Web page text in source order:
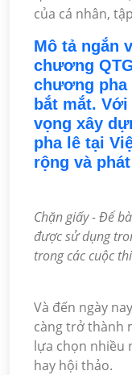
của cá nhân,
Mô tả ngắn
chương
chương pha
bắt mắt.
vọng xây
pha lê tại
rộng và
Chặn giấy - Để
được sử dụng
trong các cuộc
Và đến ngày
càng trở thành
lựa chọn nhiều
hay hội thảo.